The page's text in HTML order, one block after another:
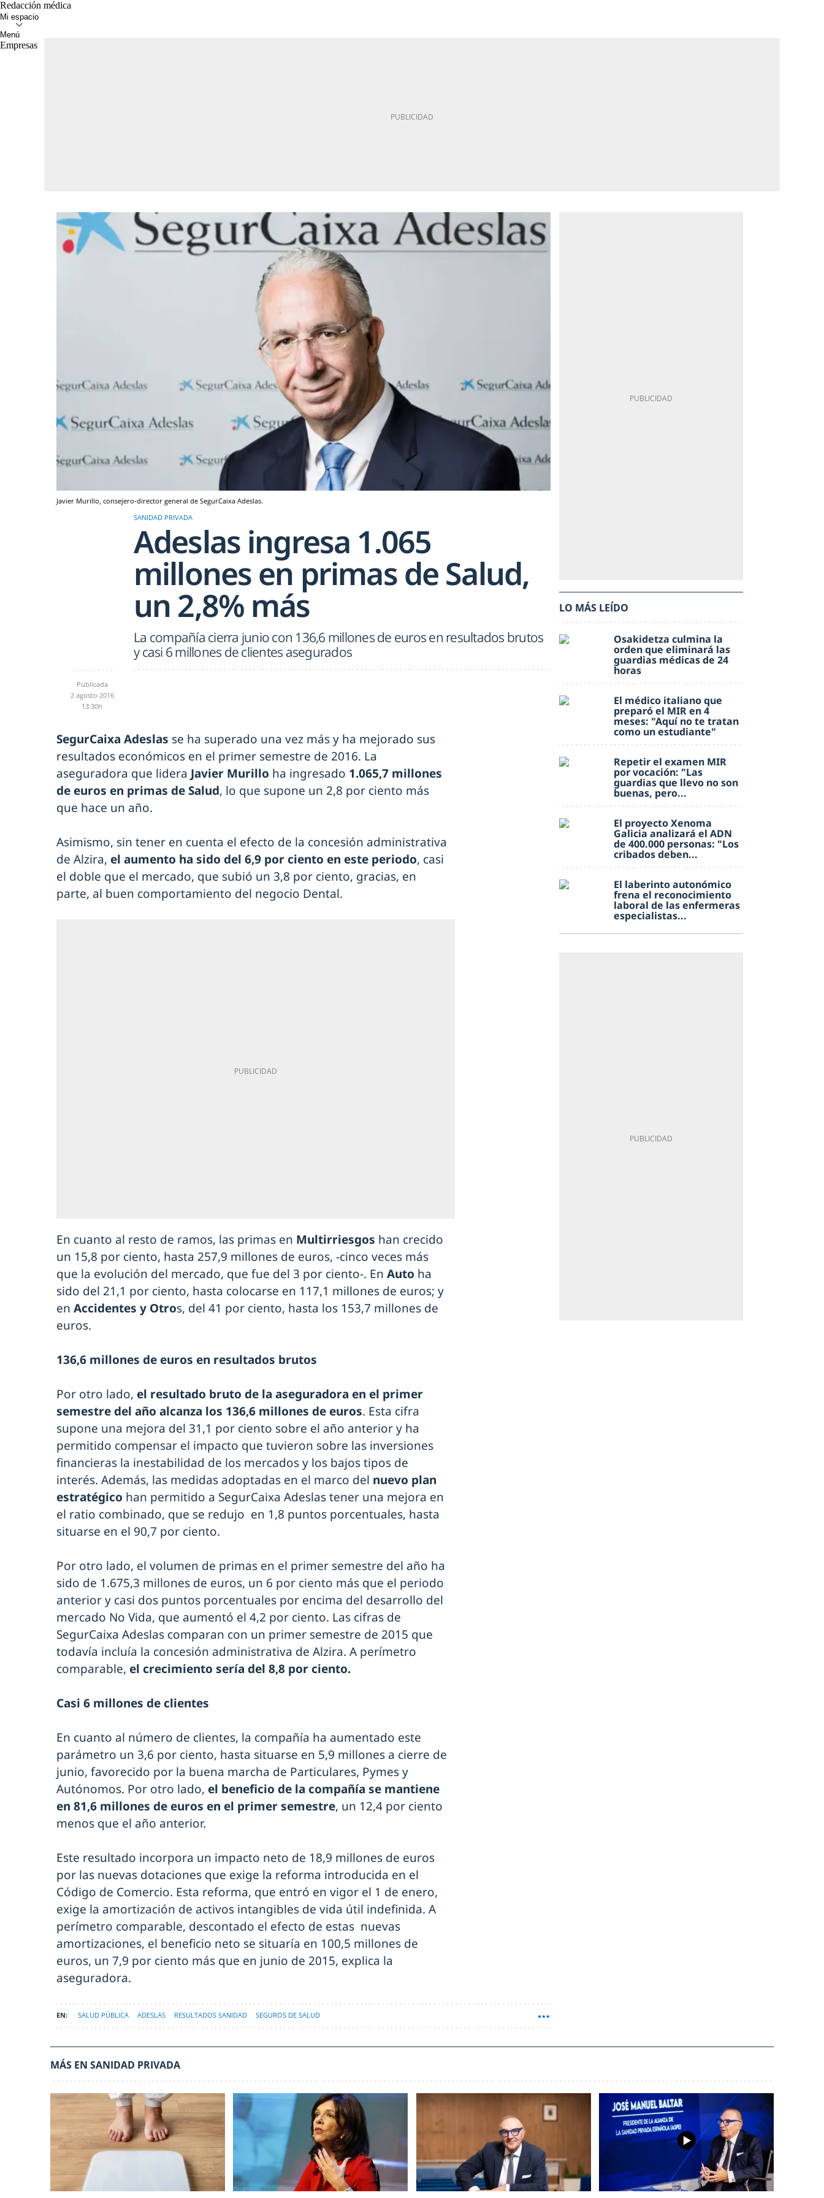
Redacción médica
Empresas
Javier Murillo, consejero-director general de SegurCaixa Adeslas.
SANIDAD PRIVADA
Adeslas ingresa 1.065
millones en primas de Salud,
un 2,8% más
La compañía cierra junio con 136,6 millones de euros en resultados brutos
y casi 6 millones de clientes asegurados
Publicada
2 agosto 2016
13:30h
SegurCaixa Adeslas se ha superado una vez más y ha mejorado sus
resultados económicos en el primer semestre de 2016. La
aseguradora que lidera Javier Murillo ha ingresado 1.065,7 millones
de euros en primas de Salud, lo que supone un 2,8 por ciento más
que hace un año.
Asimismo, sin tener en cuenta el efecto de la concesión administrativa
de Alzira, el aumento ha sido del 6,9 por ciento en este periodo, casi
el doble que el mercado, que subió un 3,8 por ciento, gracias, en
parte, al buen comportamiento del negocio Dental.
En cuanto al resto de ramos, las primas en Multirriesgos han crecido
un 15,8 por ciento, hasta 257,9 millones de euros, -cinco veces más
que la evolución del mercado, que fue del 3 por ciento-. En Auto ha
sido del 21,1 por ciento, hasta colocarse en 117,1 millones de euros; y
en Accidentes y Otros, del 41 por ciento, hasta los 153,7 millones de
euros.
136,6 millones de euros en resultados brutos
Por otro lado, el resultado bruto de la aseguradora en el primer
semestre del año alcanza los 136,6 millones de euros. Esta cifra
supone una mejora del 31,1 por ciento sobre el año anterior y ha
permitido compensar el impacto que tuvieron sobre las inversiones
financieras la inestabilidad de los mercados y los bajos tipos de
interés. Además, las medidas adoptadas en el marco del nuevo plan
estratégico han permitido a SegurCaixa Adeslas tener una mejora en
el ratio combinado, que se redujo en 1,8 puntos porcentuales, hasta
situarse en el 90,7 por ciento.
Por otro lado, el volumen de primas en el primer semestre del año ha
sido de 1.675,3 millones de euros, un 6 por ciento más que el periodo
anterior y casi dos puntos porcentuales por encima del desarrollo del
mercado No Vida, que aumentó el 4,2 por ciento. Las cifras de
SegurCaixa Adeslas comparan con un primer semestre de 2015 que
todavía incluía la concesión administrativa de Alzira. A perímetro
comparable, el crecimiento sería del 8,8 por ciento.
Casi 6 millones de clientes
En cuanto al número de clientes, la compañía ha aumentado este
parámetro un 3,6 por ciento, hasta situarse en 5,9 millones a cierre de
junio, favorecido por la buena marcha de Particulares, Pymes y
Autónomos. Por otro lado, el beneficio de la compañía se mantiene
en 81,6 millones de euros en el primer semestre, un 12,4 por ciento
menos que el año anterior.
Este resultado incorpora un impacto neto de 18,9 millones de euros
por las nuevas dotaciones que exige la reforma introducida en el
Código de Comercio. Esta reforma, que entró en vigor el 1 de enero,
exige la amortización de activos intangibles de vida útil indefinida. A
perímetro comparable, descontado el efecto de estas nuevas
amortizaciones, el beneficio neto se situaría en 100,5 millones de
euros, un 7,9 por ciento más que en junio de 2015, explica la
aseguradora.
SALUD PÚBLICA ADESLAS RESULTADOS SANIDAD SEGUROS DE SALUD
LO MÁS LEÍDO
Osakidetza culmina la
orden que eliminará las
guardias médicas de 24
horas
El médico italiano que
preparó el MIR en 4
meses: "Aquí no te tratan
como un estudiante"
Repetir el examen MIR
por vocación: "Las
guardias que llevo no son
buenas, pero...
El proyecto Xenoma
Galicia analizará el ADN
de 400.000 personas: "Los
cribados deben...
El laberinto autonómico
frena el reconocimiento
laboral de las enfermeras
especialistas...
MÁS EN SANIDAD PRIVADA